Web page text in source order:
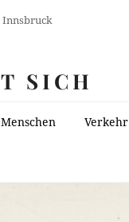
Innsbruck
SICH
Menschen Verkehr